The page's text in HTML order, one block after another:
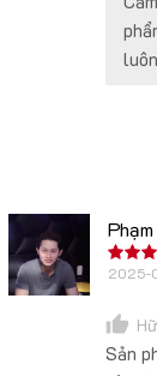
2025-
Sản